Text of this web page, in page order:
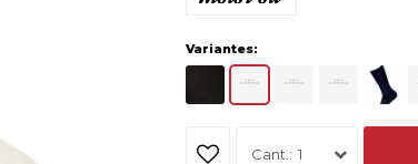
Variantes:
1